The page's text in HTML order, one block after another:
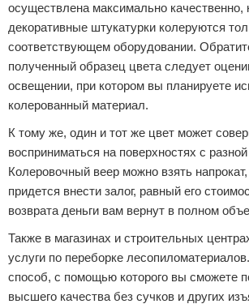
осуществлена максимально качественно,
декоративные штукатурки колеруются
соответствующем оборудовании.
полученный образец цвета следует
освещении, при котором вы планируете
колерованный материал.
К тому же, один и тот же цвет может
восприниматься на поверхностях с
Колеровочный веер можно взять
придется внести залог, равный его
возврата деньги вам вернут в полном
Также в магазинах и строительных
услуги по переборке
способ, с помощью которого вы сможете
высшего качества без сучков и других